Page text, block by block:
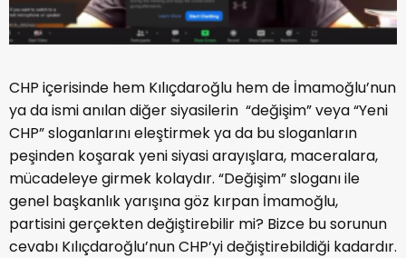
CHP içerisinde hem Kılıçdaroğlu hem de İmamoğlu’nun
ya da ismi anılan diğer siyasilerin “değişim” veya “Yeni
CHP” sloganlarını eleştirmek ya da bu sloganların
peşinden koşarak yeni siyasi arayışlara, maceralara,
mücadeleye girmek kolaydır. “Değişim” sloganı ile
genel başkanlık yarışına göz kırpan İmamoğlu,
partisini gerçekten değiştirebilir mi? Bizce bu sorunun
cevabı Kılıçdaroğlu’nun CHP’yi değiştirebildiği kadardır.